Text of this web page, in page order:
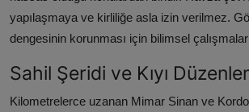
yapılaşmaya ve kirliliğe asla izin verilmez.
dengesinin korunması için bilimsel
Sahil Şeridi ve Kıyı
Kilometrelerce uzanan Mimar Sinan ve